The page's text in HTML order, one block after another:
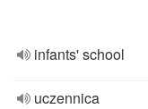
infants' school
uczennica